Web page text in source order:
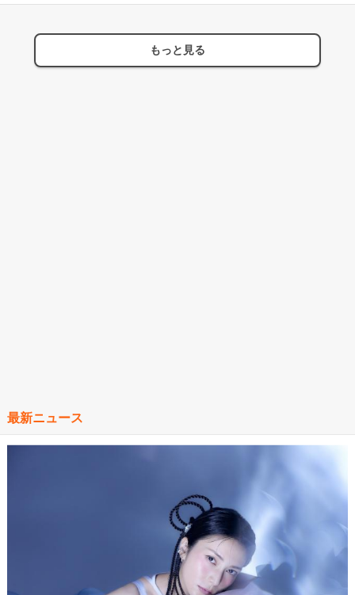
もっと見る
最新ニュース